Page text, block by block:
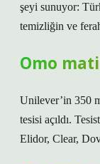
şeyi sunuyor:
temizliğin ve
Omo
Unilever’in 350
tesisi açıldı.
Elidor, Clear,